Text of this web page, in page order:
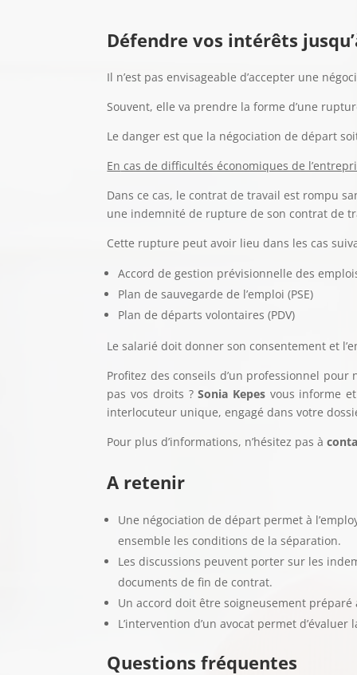
Défendre vos intérêts
Il n’est pas envisageable d’accepter une
Souvent, elle va prendre la forme d’une
Le danger est que la négociation de départ
En cas de difficultés économiques de
Dans ce cas, le contrat de travail est rompu
une indemnité de rupture de son contrat de
Cette rupture peut avoir lieu dans les cas
Accord de gestion prévisionnelle des
Plan de sauvegarde de l’emploi (PSE)
Plan de départs volontaires (PDV)
Le salarié doit donner son consentement et
Profitez des conseils d’un professionnel pour
pas vos droits ?Sonia Kepes vous informe
interlocuteur unique, engagé dans votre
Pour plus d’informations, n’hésitez pas à
A retenir
Une négociation de départ permet à
ensemble les conditions de la séparation.
Les discussions peuvent porter sur les
documents de fin de contrat.
Un accord doit être soigneusement
L’intervention d’un avocat permet
Questions fréquentes